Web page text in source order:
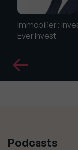
Immobilier :
Ever Invest
Podcasts